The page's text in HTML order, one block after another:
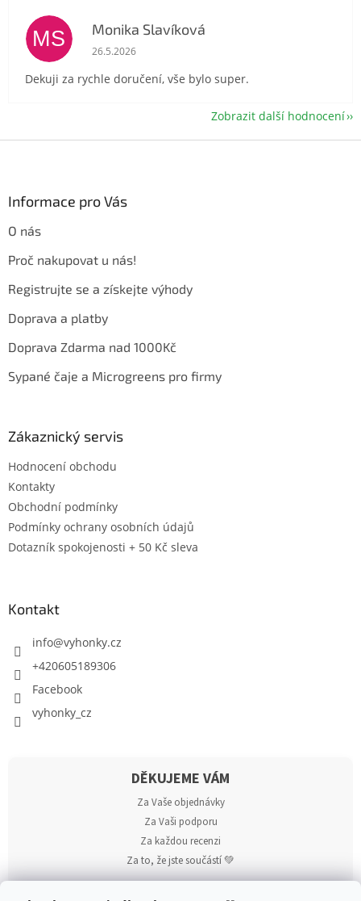
MS Monika Slavíková
Hodnocení obchodu je 5 z 5 hvězdiček.
26.5.2026
Dekuji za rychle doručení, vše bylo super.
Zobrazit další hodnocení
Informace pro Vás
O nás
Proč nakupovat u nás!
Registrujte se a získejte výhody
Doprava a platby
Doprava Zdarma nad 1000Kč
Sypané čaje a Microgreens pro firmy
Zákaznický servis
Hodnocení obchodu
Kontakty
Obchodní podmínky
Podmínky ochrany osobních údajů
Dotazník spokojenosti + 50 Kč sleva
Kontakt
info@vyhonky.cz
+420605189306
Facebook
vyhonky_cz
DĚKUJEME VÁM
Za Vaše objednávky
Za Vaši podporu
Za každou recenzi
Za to, že jste součástí 💚